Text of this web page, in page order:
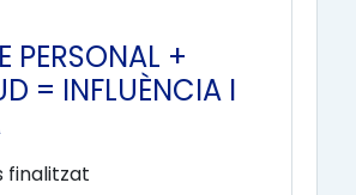
PERSONAL +
= INFLUÈNCIA I
finalitzat